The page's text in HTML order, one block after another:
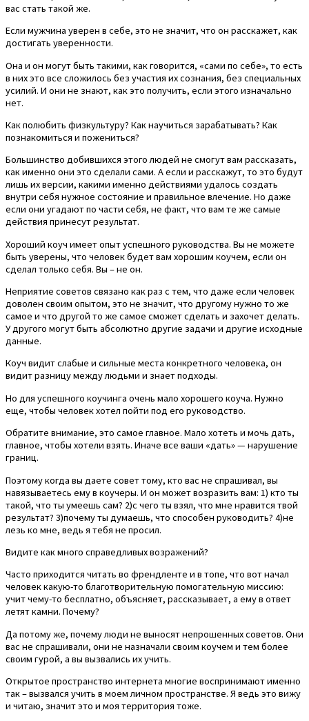
вас стать такой же.
Если мужчина уверен в себе, это не значит, что он расскажет, как
достигать уверенности.
Она и он могут быть такими, как говорится, «сами по себе», то есть
в них это все сложилось без участия их сознания, без специальных
усилий. И они не знают, как это получить, если этого изначально
нет.
Как полюбить физкультуру? Как научиться зарабатывать? Как
познакомиться и пожениться?
Большинство добившихся этого людей не смогут вам рассказать,
как именно они это сделали сами. А если и расскажут, то это будут
лишь их версии, какими именно действиями удалось создать
внутри себя нужное состояние и правильное влечение. Но даже
если они угадают по части себя, не факт, что вам те же самые
действия принесут результат.
Хороший коуч имеет опыт успешного руководства. Вы не можете
быть уверены, что человек будет вам хорошим коучем, если он
сделал только себя. Вы – не он.
Неприятие советов связано как раз с тем, что даже если человек
доволен своим опытом, это не значит, что другому нужно то же
самое и что другой то же самое сможет сделать и захочет делать.
У другого могут быть абсолютно другие задачи и другие исходные
данные.
Коуч видит слабые и сильные места конкретного человека, он
видит разницу между людьми и знает подходы.
Но для успешного коучинга очень мало хорошего коуча. Нужно
еще, чтобы человек хотел пойти под его руководство.
Обратите внимание, это самое главное. Мало хотеть и мочь дать,
главное, чтобы хотели взять. Иначе все ваши «дать» — нарушение
границ.
Поэтому когда вы даете совет тому, кто вас не спрашивал, вы
навязываетесь ему в коучеры. И он может возразить вам: 1) кто ты
такой, что ты умеешь сам? 2)с чего ты взял, что мне нравится твой
результат? 3)почему ты думаешь, что способен руководить? 4)не
лезь ко мне, ведь я тебя не просил.
Видите как много справедливых возражений?
Часто приходится читать во френдленте и в топе, что вот начал
человек какую-то благотворительную помогательную миссию:
учит чему-то бесплатно, объясняет, рассказывает, а ему в ответ
летят камни. Почему?
Да потому же, почему люди не выносят непрошенных советов. Они
вас не спрашивали, они не назначали своим коучем и тем более
своим гурой, а вы вызвались их учить.
Открытое пространство интернета многие воспринимают именно
так – вызвался учить в моем личном пространстве. Я ведь это вижу
и читаю, значит это и моя территория тоже.